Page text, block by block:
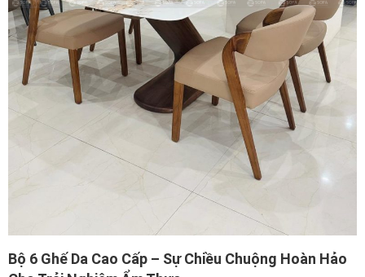
Bộ 6 Ghế Da Cao Cấp – Sự Chiều Chuộng Hoàn Hảo